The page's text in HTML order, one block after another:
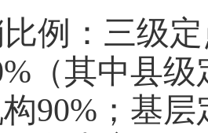
例：三级
（其中县
90% ；基